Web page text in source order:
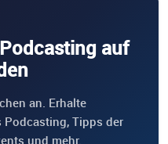
auf
an. Erhalte
Podcasting, Tipps der
und mehr.